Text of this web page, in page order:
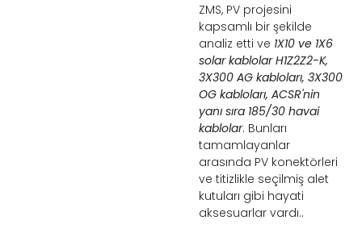
ZMS, PV projesini
kapsamlı bir şekilde
analiz etti ve 1X10 ve 1X6
solar kablolar H1Z2Z2-K,
3X300 AG kabloları, 3X300
OG kabloları, ACSR'nin
yanı sıra 185/30 havai
kablolar. Bunları
tamamlayanlar
arasında PV konektörleri
ve titizlikle seçilmiş alet
kutuları gibi hayati
aksesuarlar vardı..